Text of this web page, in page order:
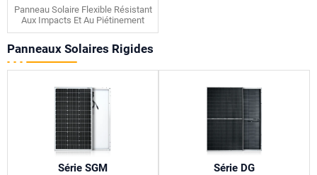
Panneau Solaire Flexible Résistant
Aux Impacts Et Au Piétinement
Panneaux Solaires Rigides
Série SGM Série DG